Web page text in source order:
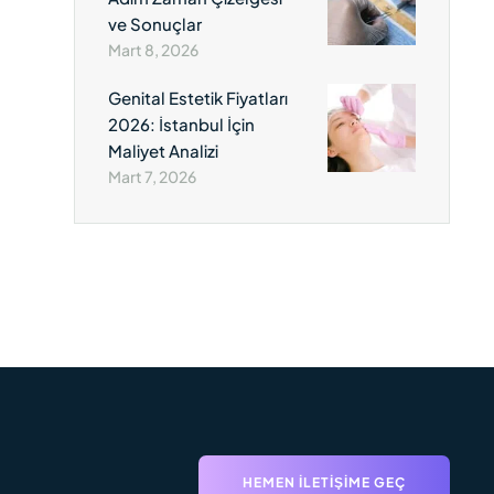
ve Sonuçlar
Mart 8, 2026
Genital Estetik Fiyatları
2026: İstanbul İçin
Maliyet Analizi
Mart 7, 2026
HEMEN İLETIŞIME GEÇ